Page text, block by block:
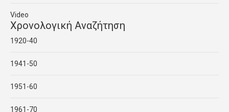
Video
Χρονολογική Αναζήτηση
1920-40
1941-50
1951-60
1961-70